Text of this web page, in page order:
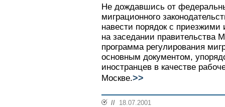
Не дождавшись от
миграционного
навести порядок с
на заседании правительства
программа регулирования
основным документом,
иностранцев в качестве
Москве.>>
// 18.07.2001